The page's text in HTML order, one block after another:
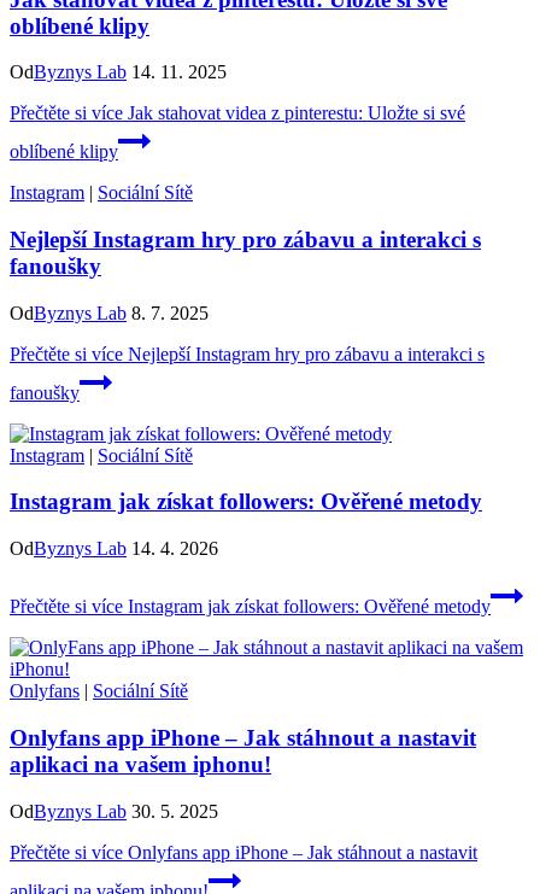
oblíbené klipy
OdByznys Lab 14. 11. 2025
Přečtěte si více Jak stahovat videa z pinterestu: Uložte si své
oblíbené klipy
Instagram | Sociální Sítě
Nejlepší Instagram hry pro zábavu a interakci s
fanoušky
OdByznys Lab 8. 7. 2025
Přečtěte si více Nejlepší Instagram hry pro zábavu a interakci s
fanoušky
Instagram | Sociální Sítě
Instagram jak získat followers: Ověřené metody
OdByznys Lab 14. 4. 2026
Přečtěte si více Instagram jak získat followers: Ověřené metody
Onlyfans | Sociální Sítě
Onlyfans app iPhone – Jak stáhnout a nastavit
aplikaci na vašem iphonu!
OdByznys Lab 30. 5. 2025
Přečtěte si více Onlyfans app iPhone – Jak stáhnout a nastavit